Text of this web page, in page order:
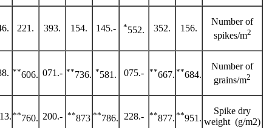
Number of
spikes/m2
.156
.352
.552
*
-.145
.154
.393
.221
.146
Number of
grains/m2
.684
**
.667
**
-.075
.581
*
.736
**
-.071
.606
**
.388
Spike dry
weight (g/m2)
.951
**
.877
**
-.228
.786
**
873
**
-.200
.760
**
.513*